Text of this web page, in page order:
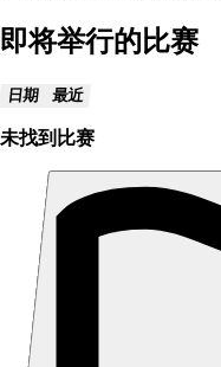
即将举行的比赛
日期 最近
未找到比赛